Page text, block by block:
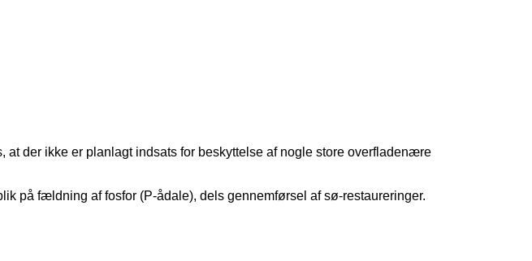
der ikke er planlagt indsats for beskyttelse af nogle store overfladenære
på fældning af fosfor (P-ådale), dels gennemførsel af sø-restaureringer.